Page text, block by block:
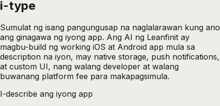
i-type
Sumulat ng isang pangungusap na naglalarawan kung ano
ang ginagawa ng iyong app. Ang AI ng Leanfinit ay
magbu-build ng working iOS at Android app mula sa
description na iyon, may native storage, push notifications,
at custom UI, nang walang developer at walang
buwanang platform fee para makapagsimula.
I-describe ang iyong app